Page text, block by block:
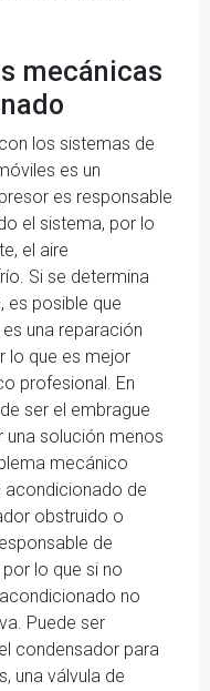
mecánicas
los sistemas de
es un
es responsable
el sistema, por lo
el aire
Si se determina
es posible que
una reparación
lo que es mejor
profesional. En
ser el embrague
una solución menos
mecánico
acondicionado de
obstruido o
de
lo que si no
no
Puede ser
condensador para
una válvula de